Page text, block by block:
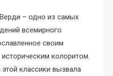
– одно из самых
всемирного
своим
колоритом.
классики вызвала